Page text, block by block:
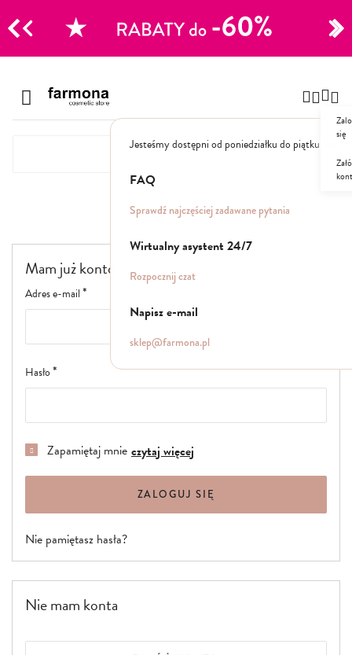
treści
Jesteśmy dostępni od poniedziałku do piątku:
FAQ
Sprawdź najczęściej zadawane pytania
Wirtualny asystent 24/7
Rozpocznij czat
Napisz e-mail
sklep@farmona.pl
się
Szampony
Peelingi do skóry głowy
Kuracje i wcierki
Włosy suche i łamliwe
Włosy wypadające
Włosy pozbawione objętości
Włosy kręcone
Łupież
Łojotok
Logowanie
Mam już konto
Adres e-mail
Hasło
Zapamiętaj mnie czytaj więcej
ZALOGUJ SIĘ
Nie pamiętasz hasła?
Nie mam konta